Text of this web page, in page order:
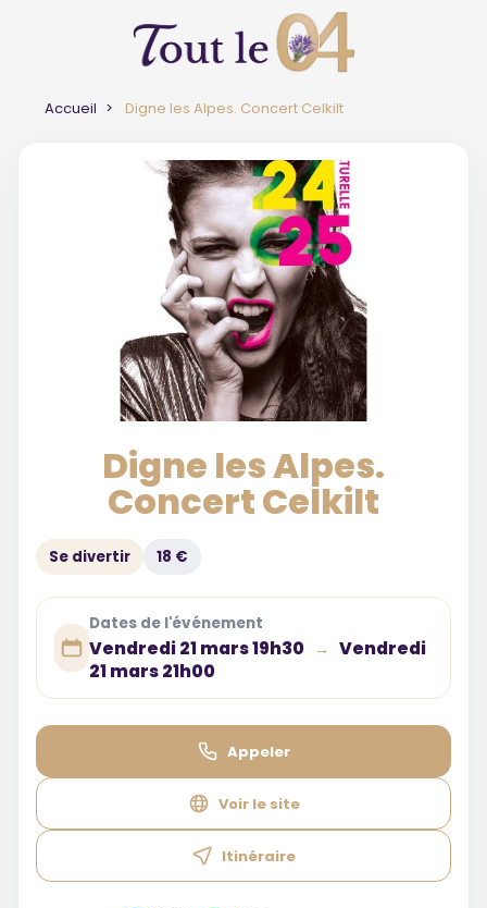
Accueil Digne les Alpes. Concert Celkilt
Digne les Alpes.
Concert Celkilt
Se divertir 18 €
Dates de l'événement
Vendredi 21 mars 19h30 →
Vendredi
21 mars 21h00
Appeler
Voir le site
Itinéraire